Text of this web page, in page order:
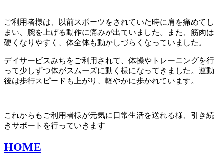
ご利用者様は、以前スポーツをされていた時に肩を痛めてし
まい、腕を上げる動作に痛みが出ていました。また、筋肉は
硬くなりやすく、体全体も動かしづらくなっていました。
デイサービスみちをご利用されて、体操やトレーニングを行
って少しずつ体がスムーズに動く様になってきました。運動
後は歩行スピードも上がり、軽やかに歩かれています。
これからもご利用者様が元気に日常生活を送れる様、引き続
きサポートを行っていきます！
HOME